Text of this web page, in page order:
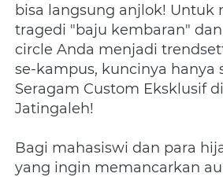
bisa langsung anjlok! Untuk
tragedi "baju kembaran"
circle Anda menjadi
se-kampus, kuncinya hanya
Seragam Custom Eksklusif
Jatingaleh!
Bagi mahasiswi dan para
yang ingin memancarkan